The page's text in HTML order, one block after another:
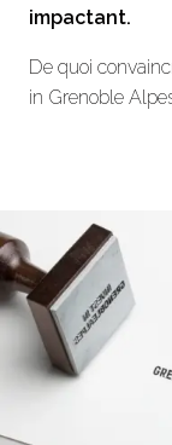
impactant.
De quoi
in Grenoble